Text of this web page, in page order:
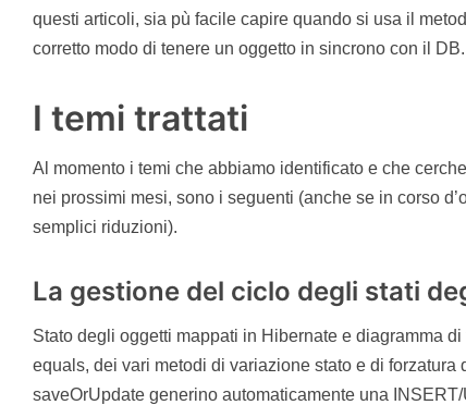
questi articoli, sia pù facile capire quando si usa il
corretto modo di tenere un oggetto in sincrono con il DB.
I temi trattati
Al momento i temi che abbiamo identificato e che
nei prossimi mesi, sono i seguenti (anche se in corso
semplici riduzioni).
La gestione del ciclo degli stati
Stato degli oggetti mappati in Hibernate e diagramma
equals, dei vari metodi di variazione stato e di
saveOrUpdate generino automaticamente una